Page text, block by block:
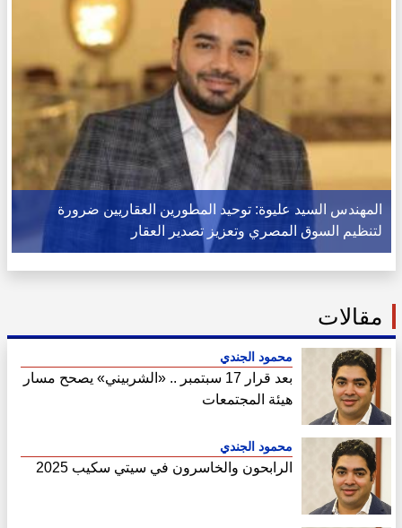
المهندس السيد عليوة: توحيد المطورين العقاريين ضرورة
لتنظيم السوق المصري وتعزيز تصدير العقار
مقالات
محمود الجندي
بعد قرار 17 سبتمبر .. «الشربيني» يصحح مسار
هيئة المجتمعات
محمود الجندي
الرابحون والخاسرون في سيتي سكيب 2025